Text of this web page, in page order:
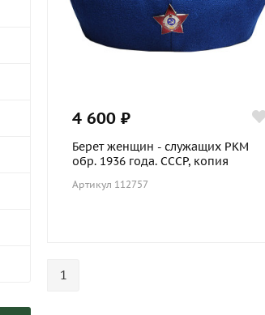
4 600 ₽
Берет женщин - служащих РКМ
обр. 1936 года. СССР, копия
Артикул 112757
1